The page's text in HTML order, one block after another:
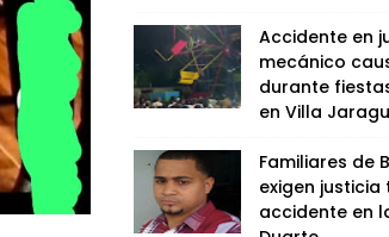
Accidente en
mecánico
durante
en Villa
Familiares de
exigen
accidente en